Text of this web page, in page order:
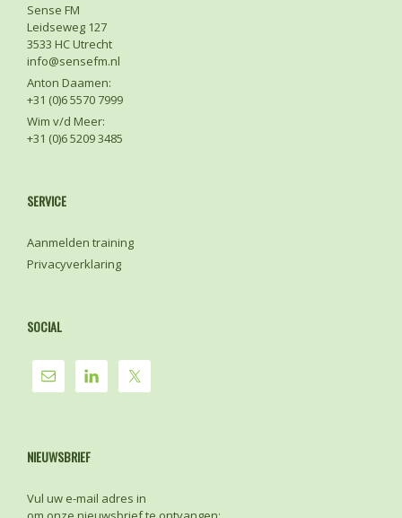
Sense FM
Leidseweg 127
3533 HC Utrecht
info@sensefm.nl
Anton Daamen:
+31 (0)6 5570 7999
Wim v/d Meer:
+31 (0)6 5209 3485
SERVICE
Aanmelden training
Privacyverklaring
SOCIAL
NIEUWSBRIEF
Vul uw e-mail adres in